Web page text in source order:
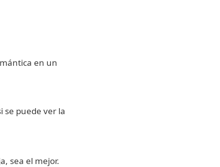
en un
se puede ver la
sea el mejor.